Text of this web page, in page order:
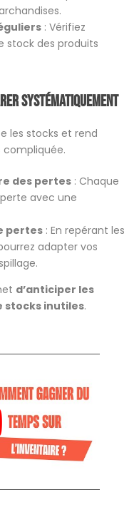
: Vérifiez
stock des produits
systématiquement
les stocks et rend
compliquée.
des pertes : Chaque
avec une
pertes : En repérant les
adapter vos
d’anticiper les
stocks inutiles.